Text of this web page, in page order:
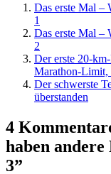
Das erste Mal –
1
Das erste Mal –
2
Der erste 20-
Marathon-Limit,
Der schwerste
überstanden
4
haben andere
3”